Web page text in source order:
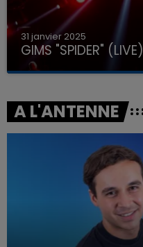
31 janvier 2025
GIMS "SPIDER" (LIVE)
A L'ANTENNE